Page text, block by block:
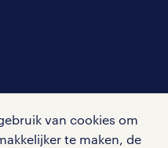
van cookies om
te maken, de
omtrent